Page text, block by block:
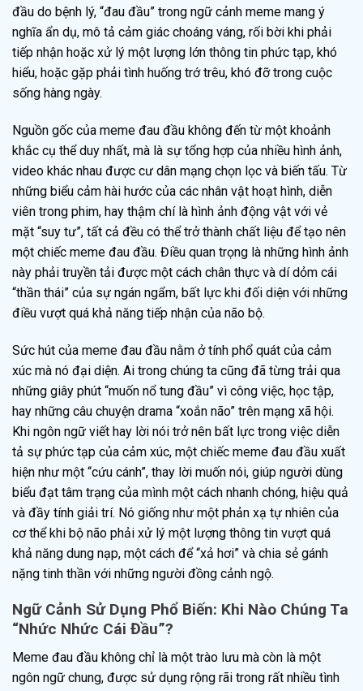
đầu do bệnh lý, “đau đầu” trong ngữ cảnh meme mang ý
nghĩa ẩn dụ, mô tả cảm giác choáng váng, rối bời khi phải
tiếp nhận hoặc xử lý một lượng lớn thông tin phức tạp, khó
hiểu, hoặc gặp phải tình huống trớ trêu, khó đỡ trong cuộc
sống hàng ngày.
Nguồn gốc của meme đau đầu không đến từ một khoảnh
khắc cụ thể duy nhất, mà là sự tổng hợp của nhiều hình ảnh,
video khác nhau được cư dân mạng chọn lọc và biến tấu. Từ
những biểu cảm hài hước của các nhân vật hoạt hình, diễn
viên trong phim, hay thậm chí là hình ảnh động vật với vẻ
mặt “suy tư”, tất cả đều có thể trở thành chất liệu để tạo nên
một chiếc meme đau đầu. Điều quan trọng là những hình ảnh
này phải truyền tải được một cách chân thực và dí dỏm cái
“thần thái” của sự ngán ngẩm, bất lực khi đối diện với những
điều vượt quá khả năng tiếp nhận của não bộ.
Sức hút của meme đau đầu nằm ở tính phổ quát của cảm
xúc mà nó đại diện. Ai trong chúng ta cũng đã từng trải qua
những giây phút “muốn nổ tung đầu” vì công việc, học tập,
hay những câu chuyện drama “xoắn não” trên mạng xã hội.
Khi ngôn ngữ viết hay lời nói trở nên bất lực trong việc diễn
tả sự phức tạp của cảm xúc, một chiếc meme đau đầu xuất
hiện như một “cứu cánh”, thay lời muốn nói, giúp người dùng
biểu đạt tâm trạng của mình một cách nhanh chóng, hiệu quả
và đầy tính giải trí. Nó giống như một phản xạ tự nhiên của
cơ thể khi bộ não phải xử lý một lượng thông tin vượt quá
khả năng dung nạp, một cách để “xả hơi” và chia sẻ gánh
nặng tinh thần với những người đồng cảnh ngộ.
Ngữ Cảnh Sử Dụng Phổ Biến: Khi Nào Chúng Ta
“Nhức Nhức Cái Đầu”?
Meme đau đầu không chỉ là một trào lưu mà còn là một
ngôn ngữ chung, được sử dụng rộng rãi trong rất nhiều tình